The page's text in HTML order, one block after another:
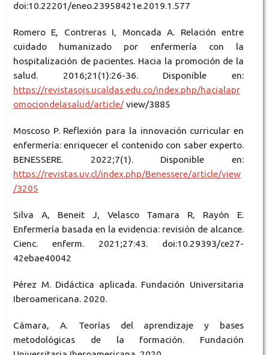
doi:10.22201/eneo.23958421e.2019.1.577
Romero E, Contreras I, Moncada A. Relación entre
cuidado humanizado por enfermería con la
hospitalización de pacientes. Hacia la promoción de la
salud. 2016;21(1):26-36. Disponible en:
https://revistasojs.ucaldas.edu.co/index.php/hacialapr
omociondelasalud/article/view/3885
Moscoso P. Reflexión para la innovación curricular en
enfermería: enriquecer el contenido con saber experto.
BENESSERE. 2022;7(1). Disponible en:
https://revistas.uv.cl/index.php/Benessere/article/view
/3205
Silva A, Beneit J, Velasco Tamara R, Rayón E.
Enfermería basada en la evidencia: revisión de alcance.
Cienc. enferm. 2021;27:43. doi:10.29393/ce27-
42ebae40042
Pérez M. Didáctica aplicada. Fundación Universitaria
Iberoamericana. 2020.
Cámara, A. Teorías del aprendizaje y bases
metodológicas de la formación. Fundación